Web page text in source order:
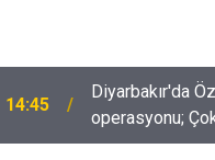
14:45
Diyarbakır'da
operasyonu;